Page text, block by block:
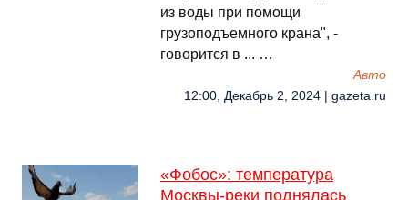
из воды при помощи
грузоподъемного крана", -
говорится в ... …
Авто
12:00, Декабрь 2, 2024 | gazeta.ru
«Фобос»: температура
Москвы-реки поднялась